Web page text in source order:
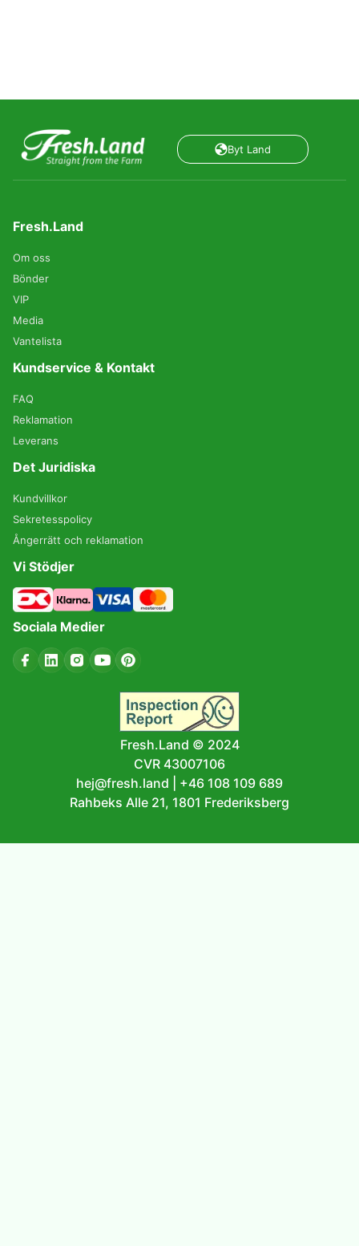
Byt Land
Fresh.Land
Om oss
Bönder
VIP
Media
Vantelista
Kundservice & Kontakt
FAQ
Reklamation
Leverans
Det Juridiska
Kundvillkor
Sekretesspolicy
Ångerrätt och reklamation
Vi Stödjer
Sociala Medier
Fresh.Land © 2024
CVR 43007106
hej@fresh.land
+46 108 109 689
Rahbeks Alle 21, 1801 Frederiksberg